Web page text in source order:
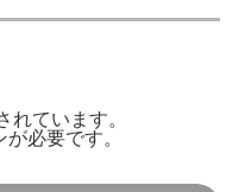
れています。
が必要です。